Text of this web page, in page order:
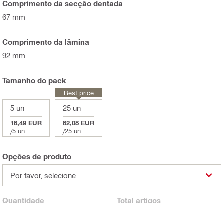
Comprimento da secção dentada
67 mm
Comprimento da lâmina
92 mm
Tamanho do pack
5 un
18,49 EUR
/5 un
25 un
82,08 EUR
/25 un
Best price
Opções de produto
Por favor, selecione
Quantidade Total artigos